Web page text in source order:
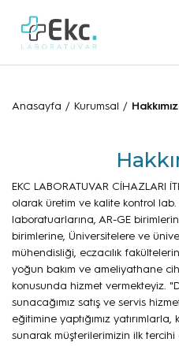
Anasayfa / Kurumsal /
EKC LABORATUVAR CİHAZLARI
olarak üretim ve kalite kontrol
laboratuarlarına, AR-GE
birimlerine, Üniversitelere ve
mühendisliği, eczacılık
yoğun bakım ve ameliyathane
konusunda hizmet vermekteyiz.
sunacağımız satış ve servis
eğitimine yaptığımız
sunarak müşterilerimizin ilk